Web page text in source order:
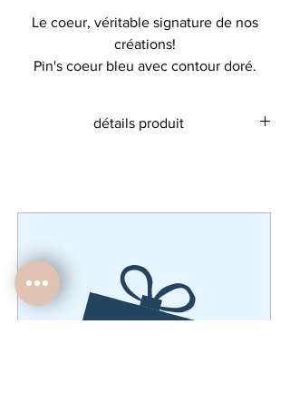
Le coeur, véritable signature de nos
créations!
Pin's coeur bleu avec contour doré.
partout, pour sublimer vos trousses,
détails produit